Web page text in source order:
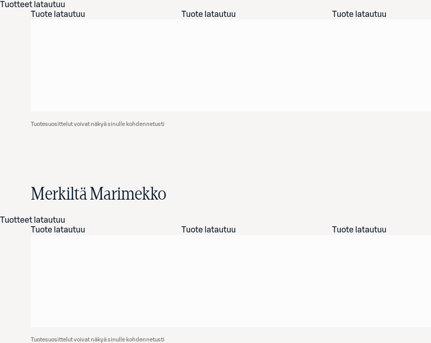
Tuotteet latautuu
Tuote latautuu
Tuote latautuu Tuote latautuu
Tuotesuosittelut voivat näkyä sinulle kohdennetusti
Merkiltä Marimekko
Tuotteet latautuu
Tuote latautuu
Tuote latautuu Tuote latautuu
Tuotesuosittelut voivat näkyä sinulle kohdennetusti